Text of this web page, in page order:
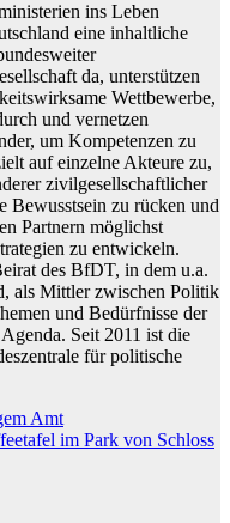
ins Leben
eine inhaltliche
da, unterstützen
Wettbewerbe,
und vernetzen
um Kompetenzen zu
auf einzelne Akteure zu,
zivilgesellschaftlicher
Bewusstsein zu rücken und
Partnern möglichst
zu entwickeln.
des BfDT, in dem u.a.
als Mittler zwischen Politik
und Bedürfnisse der
Seit 2011 ist die
für politische
Amt
im Park von Schloss